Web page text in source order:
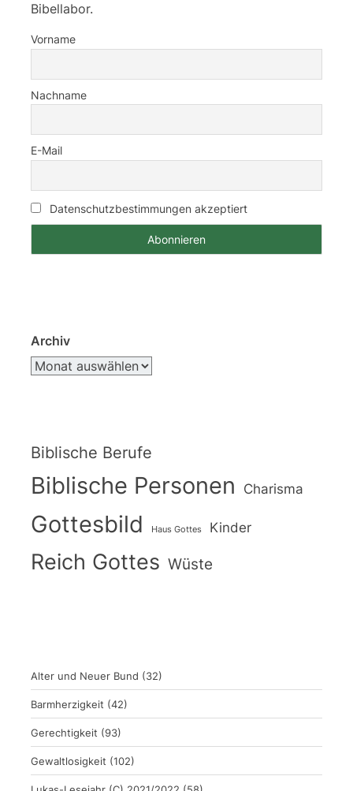
Bibellabor.
Vorname
Nachname
E-Mail
Datenschutzbestimmungen akzeptiert
Archiv
Biblische Berufe
Biblische Personen Charisma
Gottesbild Haus Gottes Kinder
Reich Gottes Wüste
Alter und Neuer Bund (32)
Barmherzigkeit (42)
Gerechtigkeit (93)
Gewaltlosigkeit (102)